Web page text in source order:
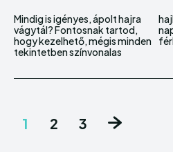
Mindig is igényes, ápolt hajra
vágytál? Fontosnak tartod,
hogy kezelhető, mégis minden
tekintetben színvonalas
hajkorona kísérje végig
napjaidat? Ahhoz kétség sem
1 2 3